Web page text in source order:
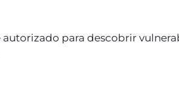
para descobrir